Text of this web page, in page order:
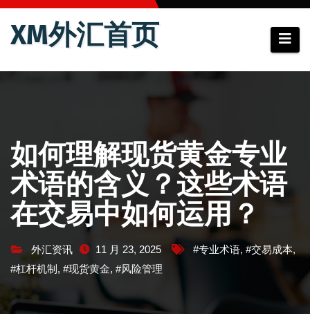
跳
XM外汇首页
如何理解现货黄金专业
术语的含义？这些术语
在交易中如何运用？
外汇资讯 11 月 23, 2025 #专业术语, #交易成本,
#杠杆机制 , #现货黄金, #风险管理